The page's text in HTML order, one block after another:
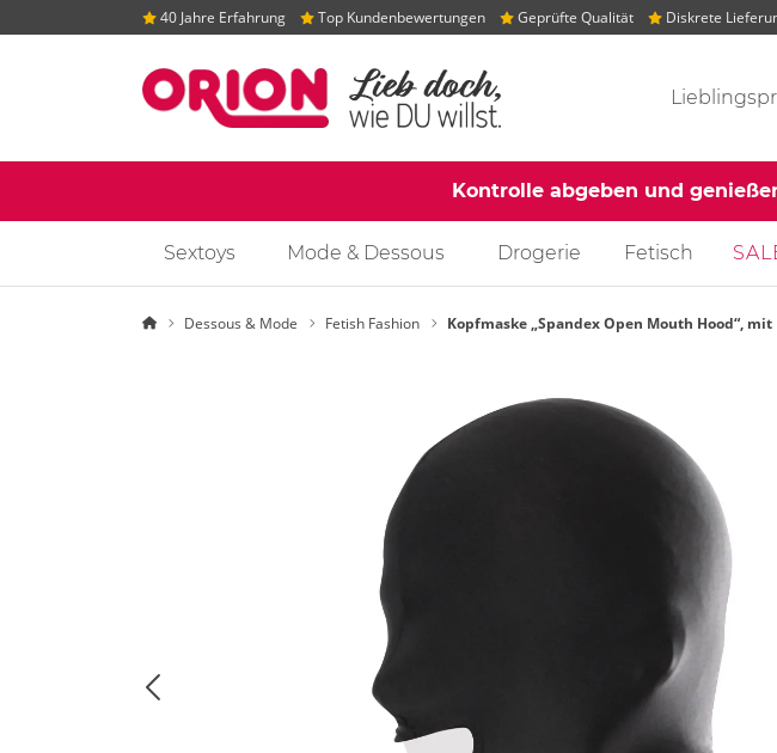
40 Jahre Erfahrung Top Kundenbewertungen Geprüfte Qualität Diskrete
Suchvorschläge
Kontrolle abgeben und
Sextoys Mode & Dessous Drogerie Fetisch
StartseiteDessous & Mode Fetish Fashion Kopfmaske „Spandex Open Mouth Hood“,